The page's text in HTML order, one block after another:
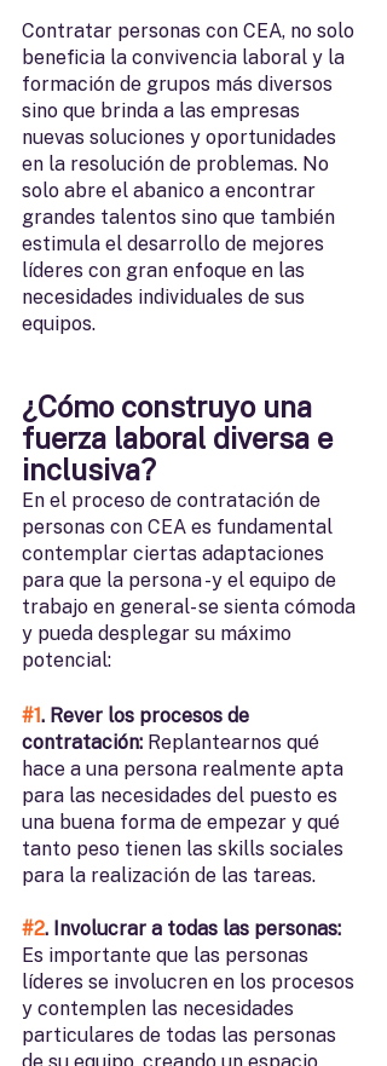
Contratar personas con CEA, no solo
beneficia la convivencia laboral y la
formación de grupos más diversos
sino que brinda a las empresas
nuevas soluciones y oportunidades
en la resolución de problemas. No
solo abre el abanico a encontrar
grandes talentos sino que también
estimula el desarrollo de mejores
líderes con gran enfoque en las
necesidades individuales de sus
equipos.
¿Cómo construyo una
fuerza laboral diversa e
inclusiva?
En el proceso de contratación de
personas con CEA es fundamental
contemplar ciertas adaptaciones
para que la persona -y el equipo de
trabajo en general- se sienta cómoda
y pueda desplegar su máximo
potencial:
#1. Rever los procesos de
contratación: Replantearnos qué
hace a una persona realmente apta
para las necesidades del puesto es
una buena forma de empezar y qué
tanto peso tienen las skills sociales
para la realización de las tareas.
#2. Involucrar a todas las personas:
Es importante que las personas
líderes se involucren en los procesos
y contemplen las necesidades
particulares de todas las personas